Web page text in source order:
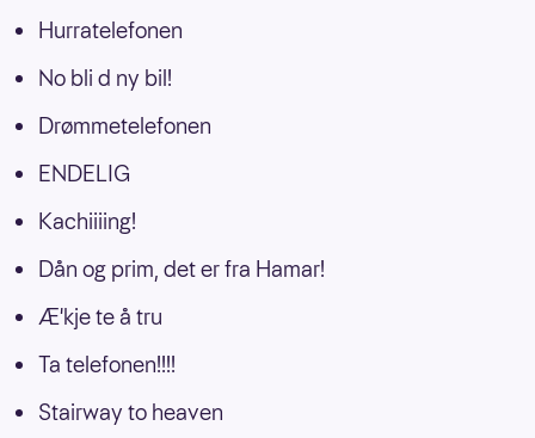
Hurratelefonen
No bli d ny bil!
Drømmetelefonen
ENDELIG
Kachiiiing!
Dån og prim, det er fra Hamar!
Æ'kje te å tru
Ta telefonen!!!!
Stairway to heaven